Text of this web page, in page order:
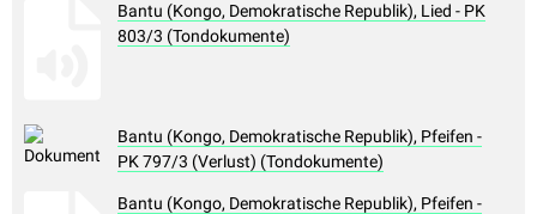
Bantu (Kongo, Demokratische Republik), Lied - PK
803/3 (Tondokumente)
Bantu (Kongo, Demokratische Republik), Pfeifen -
PK 797/3 (Verlust) (Tondokumente)
Bantu (Kongo, Demokratische Republik), Pfeifen -